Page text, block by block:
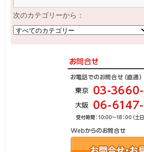
次のカテゴリーから：